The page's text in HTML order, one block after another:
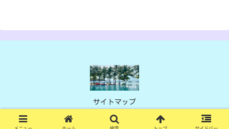
サイトマップ
© 2021 リリのHAPPYログ.